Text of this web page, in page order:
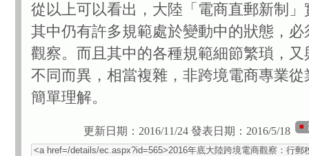
從以上可以看出，大陸「電商直郵新制」
其中仍有許多規範處於變動中的狀態，必
觀察。而且其中的各種規範細節繁瑣，又
不同而異，相當複雜，非跨境電商專業從
簡單理解。
更新日期：2016/11/24 發表日期：2016/5/18